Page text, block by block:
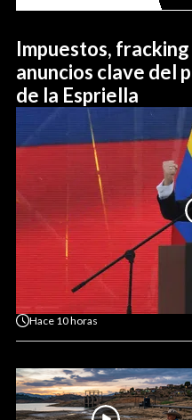
Impuestos,
anuncios clave del
de la Espriella
Hace 10 horas